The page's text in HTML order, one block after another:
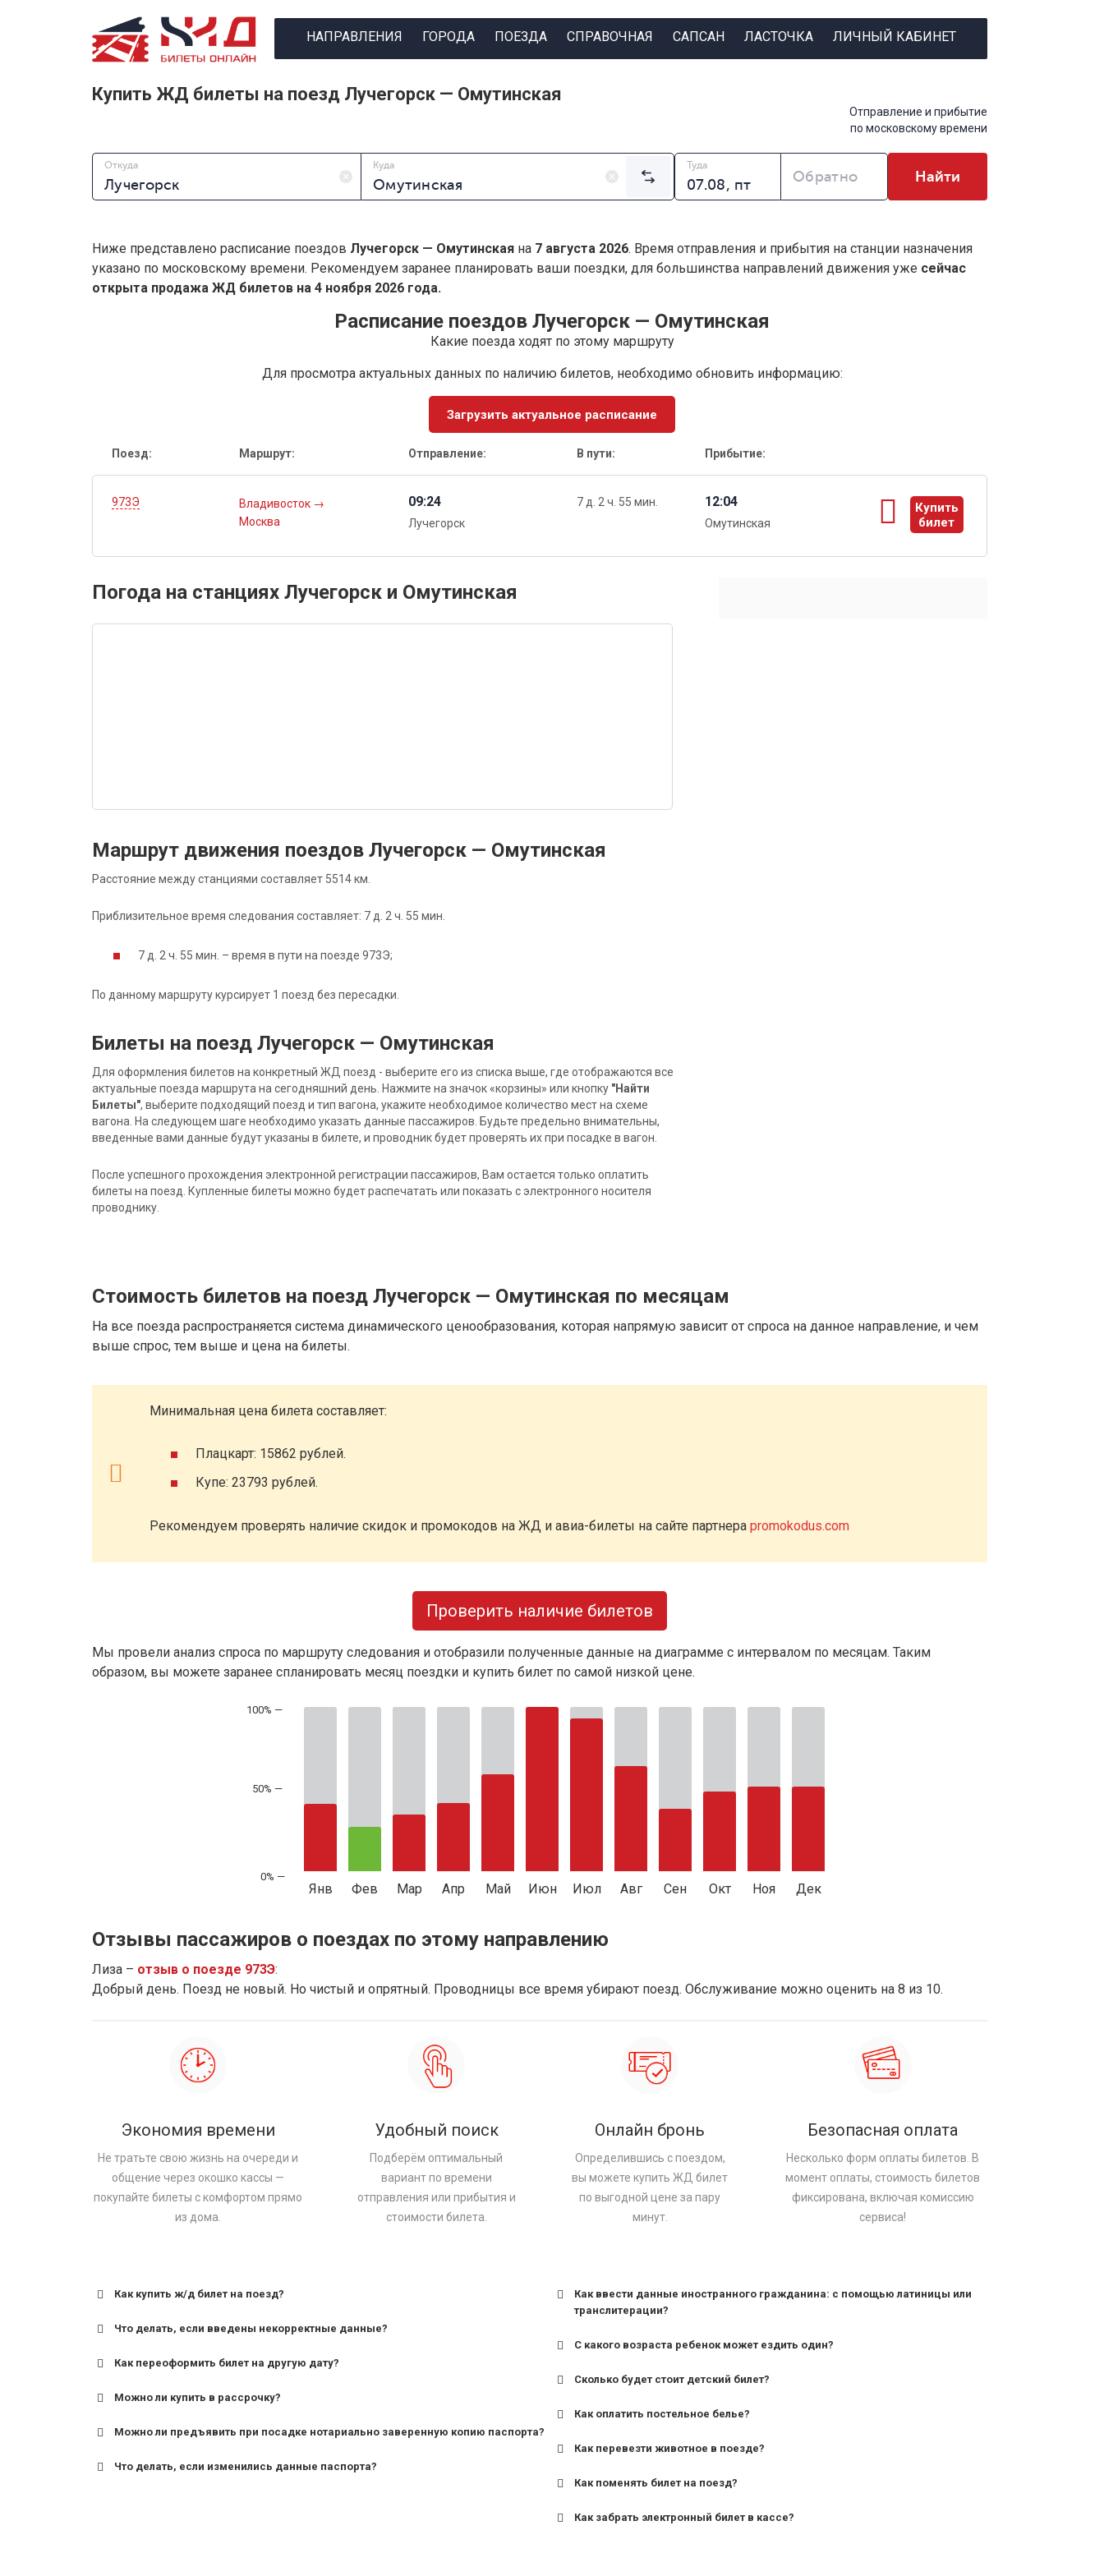
НАПРАВЛЕНИЯ ГОРОДА ПОЕЗДА СПРАВОЧНАЯ САПСАН ЛАСТОЧКА ЛИЧНЫЙ КАБИНЕТ
Купить ЖД билеты на поезд Лучегорск — Омутинская
Отправление и прибытие
по московскому времени
Откуда Куда Туда
Обратно Найти
Ниже представлено расписание поездов Лучегорск — Омутинская на 7 августа 2026. Время отправления и прибытия на станции назначения
указано по московскому времени. Рекомендуем заранее планировать ваши поездки, для большинства направлений движения уже сейчас
открыта продажа ЖД билетов на 4 ноября 2026 года.
Расписание поездов Лучегорск — Омутинская
Какие поезда ходят по этому маршруту
Для просмотра актуальных данных по наличию билетов, необходимо обновить информацию:
Загрузить актуальное расписание
Поезд: Маршрут: Отправление: В пути: Прибытие:
973Э Владивосток →
Москва
09:24
Лучегорск
7 д. 2 ч. 55 мин. 12:04
Омутинская
Купить
билет
ы
Погода на станциях Лучегорск и Омутинская
Маршрут движения поездов Лучегорск — Омутинская
Расстояние между станциями составляет 5514 км.
Приблизительное время следования составляет: 7 д. 2 ч. 55 мин.
7 д. 2 ч. 55 мин. – время в пути на поезде 973Э;
По данному маршруту курсирует 1 поезд без пересадки.
Билеты на поезд Лучегорск — Омутинская
Для оформления билетов на конкретный ЖД поезд - выберите его из списка выше, где отображаются все
актуальные поезда маршрута на сегодняшний день. Нажмите на значок «корзины» или кнопку "Найти
Билеты", выберите подходящий поезд и тип вагона, укажите необходимое количество мест на схеме
вагона. На следующем шаге необходимо указать данные пассажиров. Будьте предельно внимательны,
введенные вами данные будут указаны в билете, и проводник будет проверять их при посадке в вагон.
После успешного прохождения электронной регистрации пассажиров, Вам остается только оплатить
билеты на поезд. Купленные билеты можно будет распечатать или показать с электронного носителя
проводнику.
Стоимость билетов на поезд Лучегорск — Омутинская по месяцам
На все поезда распространяется система динамического ценообразования, которая напрямую зависит от спроса на данное направление, и чем
выше спрос, тем выше и цена на билеты.
Минимальная цена билета составляет:
Плацкарт: 15862 рублей.
Купе: 23793 рублей.
Рекомендуем проверять наличие скидок и промокодов на ЖД и авиа-билеты на сайте партнера promokodus.com
Проверить наличие билетов
Мы провели анализ спроса по маршруту следования и отобразили полученные данные на диаграмме с интервалом по месяцам. Таким
образом, вы можете заранее спланировать месяц поездки и купить билет по самой низкой цене.
50% —
Янв Фев Мар Апр Май Июн Июл Авг Сен Окт Ноя Дек
Отзывы пассажиров о поездах по этому направлению
Лиза – отзыв о поезде 973Э:
Добрый день. Поезд не новый. Но чистый и опрятный. Проводницы все время убирают поезд. Обслуживание можно оценить на 8 из 10.
Экономия времени
Не тратьте свою жизнь на очереди и
общение через окошко кассы —
покупайте билеты с комфортом прямо
из дома.
Удобный поиск
Подберём оптимальный
вариант по времени
отправления или прибытия и
стоимости билета.
Онлайн бронь
Определившись с поездом,
вы можете купить ЖД билет
по выгодной цене за пару
минут.
Безопасная оплата
Несколько форм оплаты билетов. В
момент оплаты, стоимость билетов
фиксирована, включая комиссию
сервиса!
Как купить ж/д билет на поезд?
Что делать, если введены некорректные данные?
Как переоформить билет на другую дату?
Можно ли купить в рассрочку?
Можно ли предъявить при посадке нотариально заверенную копию паспорта?
Что делать, если изменились данные паспорта?
Как ввести данные иностранного гражданина: с помощью латиницы или
транслитерации?
С какого возраста ребенок может ездить один?
для поездов дальнего следования — от 10 лет и старше;
Сколько будет стоит детский билет?
Как оплатить постельное белье?
Как перевезти животное в поезде?
Как поменять билет на поезд?
Как забрать электронный билет в кассе?